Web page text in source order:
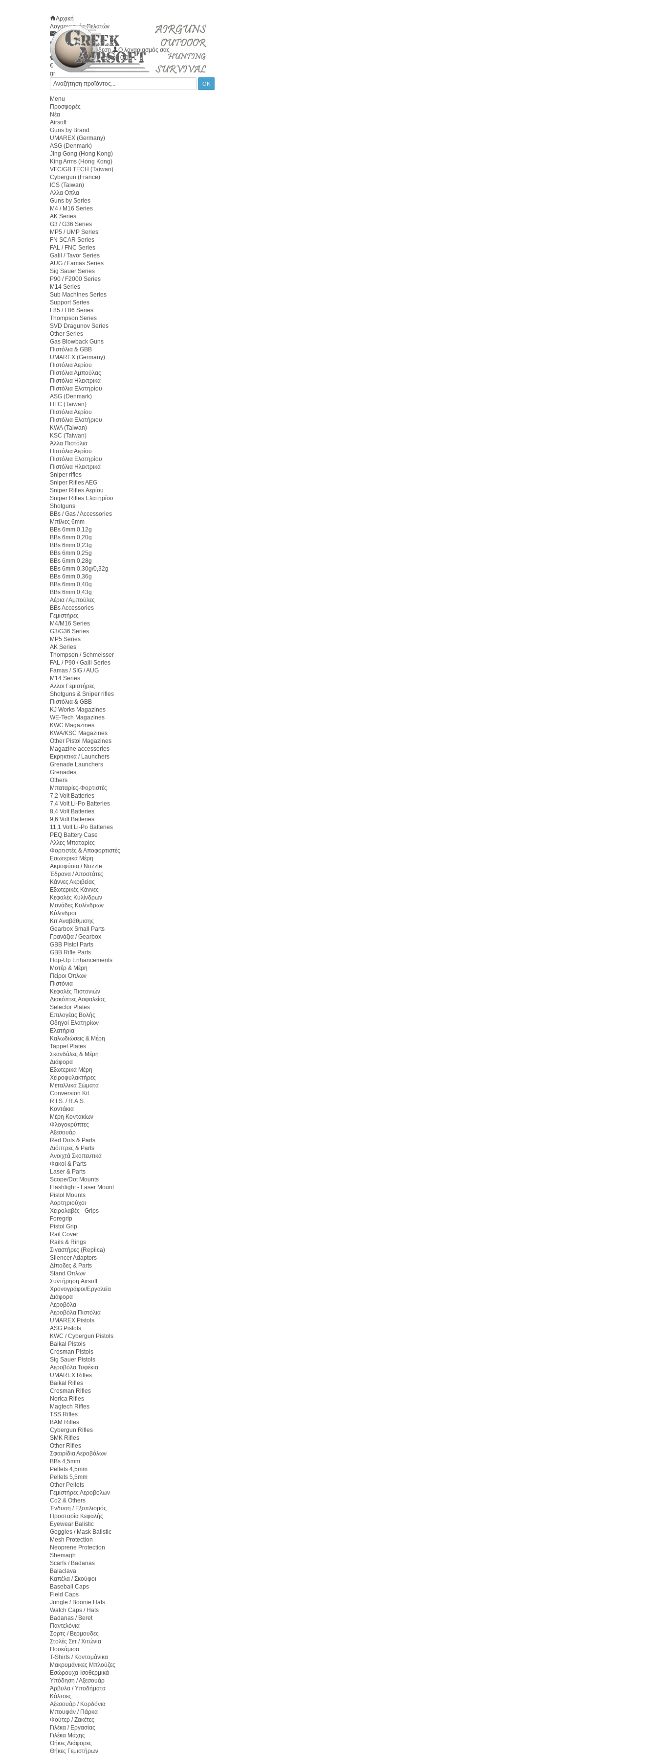
Αρχική
Λογαριασμός Πελατών
Επικοινωνία
Χάρτης
Καλώς ήλθατε Σύνδεση
Ο λογαριασμός σας
Το καλάθι σας 0προϊόν0.00 €
€
gr
Menu
Προσφορές
Νέα
Airsoft
Guns by Brand
UMAREX (Germany)
ASG (Denmark)
Jing Gong (Hong Kong)
King Arms (Hong Kong)
VFC/GB TECH (Taiwan)
Cybergun (France)
ICS (Taiwan)
Αλλα Οπλα
Guns by Series
M4 / M16 Series
AK Series
G3 / G36 Series
MP5 / UMP Series
FN SCAR Series
FAL / FNC Series
Galil / Tavor Series
AUG / Famas Series
Sig Sauer Series
P90 / F2000 Series
M14 Series
Sub Machines Series
Support Series
L85 / L86 Series
Thompson Series
SVD Dragunov Series
Other Series
Gas Blowback Guns
Πιστόλια & GBB
UMAREX (Germany)
Πιστόλια Αερίου
Πιστόλια Αμπούλας
Πιστόλια Ηλεκτρικά
Πιστόλια Ελατηρίου
ASG (Denmark)
HFC (Taiwan)
Πιστόλια Αερίου
Πιστόλια Ελατήριου
KWA (Taiwan)
KSC (Taiwan)
Άλλα Πιστόλια
Πιστόλια Αερίου
Πιστόλια Ελατηρίου
Πιστόλια Ηλεκτρικά
Sniper rifles
Sniper Rifles AEG
Sniper Rifles Αερίου
Sniper Rifles Ελατηρίου
Shotguns
BBs / Gas / Accessories
Μπίλιες 6mm
BBs 6mm 0,12g
BBs 6mm 0,20g
BBs 6mm 0,23g
BBs 6mm 0,25g
BBs 6mm 0,28g
BBs 6mm 0,30g/0,32g
BBs 6mm 0,36g
BBs 6mm 0,40g
BBs 6mm 0,43g
Αέρια / Αμπούλες
BBs Accessories
Γεμιστήρες
M4/M16 Series
G3/G36 Series
MP5 Series
AK Series
Thompson / Schmeisser
FAL / P90 / Galil Series
Famas / SIG / AUG
M14 Series
Αλλοι Γεμιστήρες
Shotguns & Sniper rifles
Πιστόλια & GBB
KJ Works Magazines
WE-Tech Magazines
KWC Magazines
KWA/KSC Magazines
Other Pistol Magazines
Magazine accessories
Εκρηκτικά / Launchers
Grenade Launchers
Grenades
Others
Μπαταρίες-Φορτιστές
7,2 Volt Batteries
7,4 Volt Li-Po Batteries
8,4 Volt Batteries
9,6 Volt Batteries
11,1 Volt Li-Po Batteries
PEQ Battery Case
Αλλες Μπαταρίες
Φορτιστές & Αποφορτιστές
Εσωτερικά Μέρη
Ακροφύσια / Nozzle
Έδρανα / Αποστάτες
Κάννες Ακριβείας
Εξωτερικές Κάννες
Κεφαλές Κυλίνδρων
Μονάδες Κυλίνδρων
Κύλινδροι
Κιτ Αναβάθμισης
Gearbox Small Parts
Γρανάζια / Gearbox
GBB Pistol Parts
GBB Rifle Parts
Hop-Up Enhancements
Μοτέρ & Μέρη
Πείροι Όπλων
Πιστόνια
Κεφαλές Πιστονιών
Διακόπτες Ασφαλείας
Selector Plates
Επιλογέας Βολής
Οδηγοί Ελατηρίων
Ελατήρια
Καλωδιώσεις & Μέρη
Tappet Plates
Σκανδάλες & Μέρη
Διάφορα
Εξωτερικά Μέρη
Χειροφυλακτήρες
Μεταλλικά Σώματα
Conversion Kit
R.I.S. / R.A.S.
Κοντάκια
Μέρη Κοντακίων
Φλογοκρύπτες
Αξεσουάρ
Red Dots & Parts
Διόπτρες & Parts
Ανοιχτά Σκοπευτικά
Φακοί & Parts
Laser & Parts
Scope/Dot Mounts
Flashlight - Laser Mount
Pistol Mounts
Αορτηριούχοι
Χειρολαβές - Grips
Foregrip
Pistol Grip
Rail Cover
Rails & Rings
Σιγαστήρες (Replica)
Silencer Adaptors
Δίποδες & Parts
Stand Οπλων
Συντήρηση Airsoft
Χρονογράφοι/Εργαλεία
Διάφορα
Αεροβόλα
Αεροβόλα Πιστόλια
UMAREX Pistols
ASG Pistols
KWC / Cybergun Pistols
Baikal Pistols
Crosman Pistols
Sig Sauer Pistols
Αεροβόλα Τυφέκια
UMAREX Rifles
Baikal Rifles
Crosman Rifles
Norica Rifles
Magtech Rifles
TSS Rifles
BAM Rifles
Cybergun Rifles
SMK Rifles
Other Rifles
Σφαιρίδια Αεροβόλων
BBs 4,5mm
Pellets 4,5mm
Pellets 5,5mm
Other Pellets
Γεμιστήρες Αεροβόλων
Co2 & Others
Ένδυση / Εξοπλισμός
Προστασία Κεφαλής
Eyewear Balistic
Goggles / Mask Balistic
Mesh Protection
Neoprene Protection
Shemagh
Scarfs / Badanas
Balaclava
Καπέλα / Σκούφοι
Baseball Caps
Field Caps
Jungle / Boonie Hats
Watch Caps / Hats
Badanas / Beret
Παντελόνια
Σορτς / Βερμουδες
Στολές Σετ / Χιτώνια
Πουκάμισα
T-Shirts / Κοντομάνικα
Μακρυμάνικες Μπλούζες
Εσώρουχα-Ισοθερμικά
Υπόδηση / Αξεσουάρ
Άρβυλα / Υποδήματα
Κάλτσες
Αξεσουάρ / Κορδόνια
Μπουφάν / Πάρκα
Φούτερ / Ζακέτες
Γιλέκα / Εργασίας
Γιλέκα Μάχης
Θήκες Διάφορες
Θήκες Γεμιστήρων